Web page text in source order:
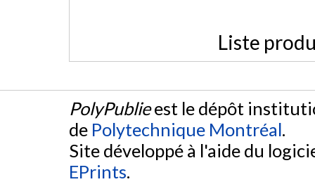
Liste
PolyPublieest le dépôt
de Polytechnique Montréal.
Site développé à l'aide du
EPrints.